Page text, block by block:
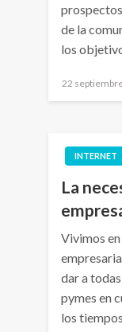
de la
los
Publicado
22
INTERNET
La
Vivimos
dar a
pymes en
los tiempos